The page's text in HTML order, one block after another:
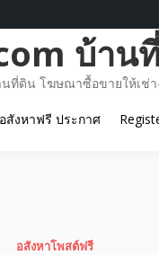
บ้าน
ที่ดิน โฆษณาซื้อขายให้เช่
อสังหาฟรี ประกาศ
อสังหาโพสต์ฟรี